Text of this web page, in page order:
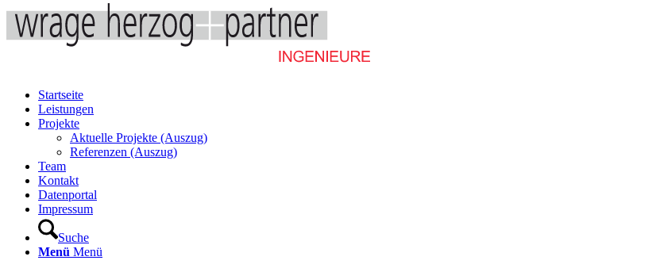
Startseite
Leistungen
Projekte
Aktuelle Projekte (Auszug)
Referenzen (Auszug)
Team
Kontakt
Datenportal
Impressum
Suche
Menü Menü